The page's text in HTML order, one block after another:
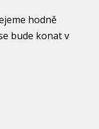
hodně
bude konat v